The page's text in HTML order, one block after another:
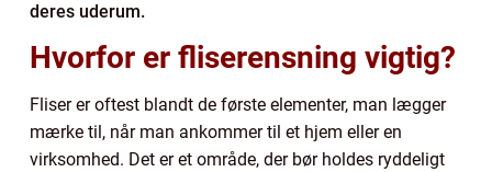
deres uderum.
Hvorfor er fliserensning vigtig?
Fliser er oftest blandt de første elementer, man lægger
mærke til, når man ankommer til et hjem eller en
virksomhed. Det er et område, der bør holdes ryddeligt